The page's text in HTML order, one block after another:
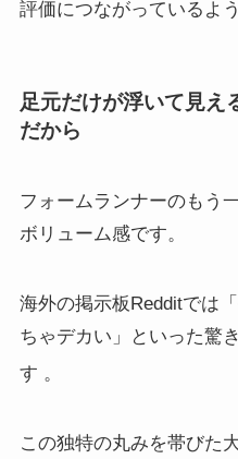
評価につながっているよう
足元だけが浮いて見え
だから
フォームランナーのもう
ボリューム感です。
海外の掲示板Redditでは
ちゃデカい」といった驚
す 。
この独特の丸みを帯びた